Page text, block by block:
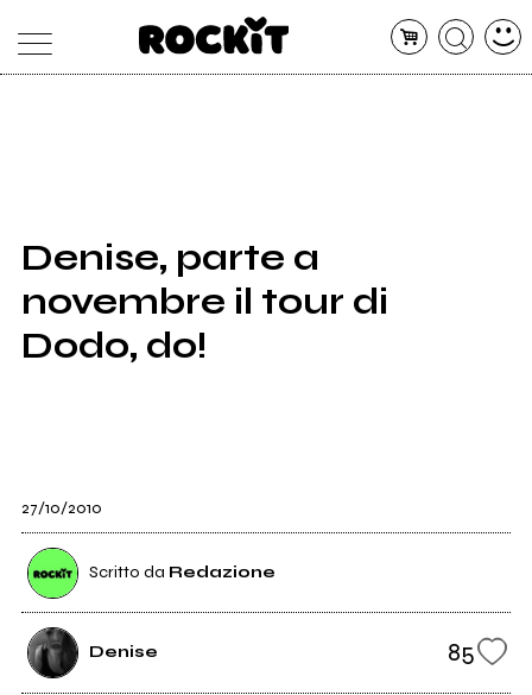
SHOP
RADIO
Denise, parte a
novembre il tour di
Dodo, do!
27/10/2010
Scritto da Redazione
Denise 85